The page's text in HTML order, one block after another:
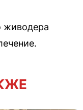
живодера